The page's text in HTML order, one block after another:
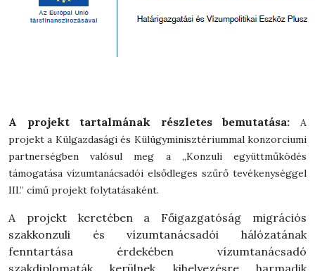
A projekt tartalmának részletes bemutatása: A
projekt a Külgazdasági és Külügyminisztériummal konzorciumi
partnerségben valósul meg a „Konzuli együttműködés
támogatása vízumtanácsadói elsődleges szűrő tevékenységgel
III.” című projekt folytatásaként.
A projekt keretében a Főigazgatóság migrációs
szakkonzuli és vízumtanácsadói hálózatának
fenntartása érdekében vízumtanácsadó